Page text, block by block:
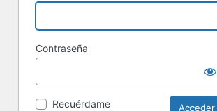
Contraseña
Recuérdame